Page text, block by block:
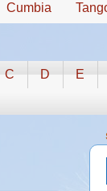
Cumbia
C D E